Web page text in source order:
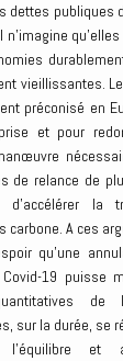
dettes publiques
vieillissantes.
préconisé en
et pour
de relance de
d’accélérer la
carbone. A ces
qu’une
19 puisse
sur la durée, se
et